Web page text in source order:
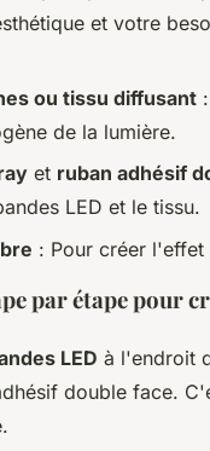
et votre
ou tissu diffusant
de la lumière.
et ruban adhésif
LED et le tissu.
: Pour créer l'effet
par étape pour
LED à l'endroit
double face.